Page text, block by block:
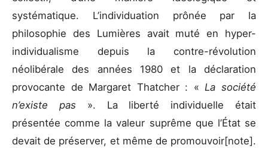
systématique. L’individuation prônée par la
philosophie des Lumières avait muté en hyper-
individualisme depuis la contre-révolution
néolibérale des années 1980 et la déclaration
provocante de Margaret Thatcher : «La société
n’existe pas ». La liberté individuelle était
présentée comme la valeur suprême que l’État se
devait de préserver, et même de promouvoir[note].